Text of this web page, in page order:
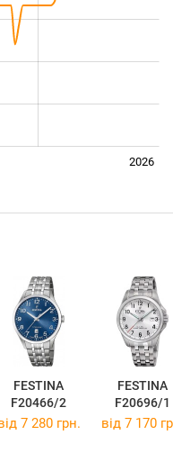
2026
FESTINA
F20466/2
FESTINA
F20696/1
7 280 грн. від 7 170